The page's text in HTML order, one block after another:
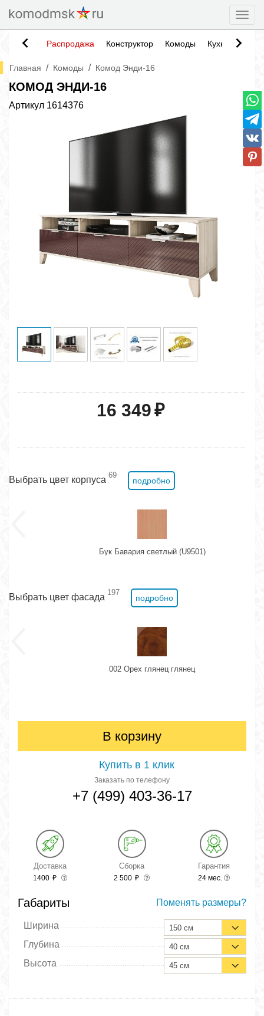
Распродажа Конструктор Комоды Кухни
Главная / Комоды / Комод Энди-16
КОМОД ЭНДИ-16
Артикул 1614376
16 349₽
Выбрать цвет корпуса 69
подробно
Бук Бавария светлый (U9501)
Выбрать цвет фасада 197
подробно
002 Орех глянец глянец
В корзину
Купить в 1 клик
Заказать по телефону
+7 (499) 403-36-17
Доставка
1400 ₽
Сборка
2 500 ₽
Гарантия
24 мес.
Габариты Поменять размеры?
Ширина 150 см
Глубина 40 см
Высота 45 см